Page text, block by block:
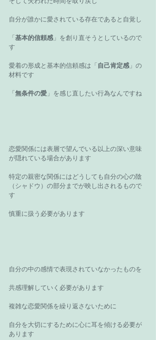
自分が誰かに愛されている存在であると自覚し
「 基本的信頼感 」を創り直そうとしているので
す
愛着の形成と基本的信頼感は「 自己肯定感 」の
材料です
「 無条件の愛 」を感じ直したい行為なんですね
恋愛関係には表層で望んでいる以上の深い意味
が隠れている場合があります
特定の親密な関係にはどうしても自分の心の陰
（シャドウ）の部分までが映し出されるもので
す
慎重に扱う必要があります
自分の中の感情で表現されていなかったものを
共感理解していく必要があります
複雑な恋愛関係を繰り返さないために
自分を大切にするために心に耳を傾ける必要が
あります